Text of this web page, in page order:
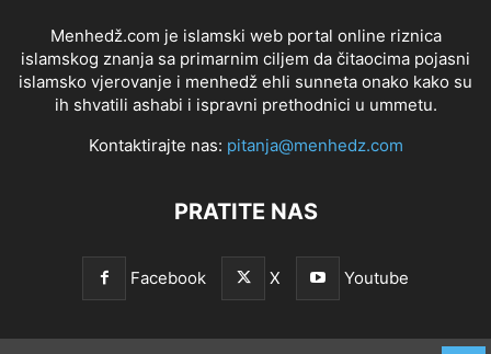
Menhedž.com je islamski web portal online riznica
islamskog znanja sa primarnim ciljem da čitaocima pojasni
islamsko vjerovanje i menhedž ehli sunneta onako kako su
ih shvatili ashabi i ispravni prethodnici u ummetu.
Kontaktirajte nas: pitanja@menhedz.com
PRATITE NAS
Facebook X Youtube